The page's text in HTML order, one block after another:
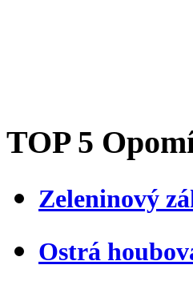
TOP 5
Zeleninový
Ostrá